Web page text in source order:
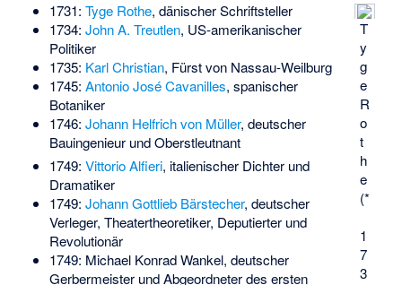
T
y
g
e
R
o
t
h
e
(*
1
7
3
1731: Tyge Rothe, dänischer Schriftsteller
1734: John A. Treutlen, US-amerikanischer
Politiker
1735: Karl Christian, Fürst von Nassau-Weilburg
1745: Antonio José Cavanilles, spanischer
Botaniker
1746: Johann Helfrich von Müller, deutscher
Bauingenieur und Oberstleutnant
1749: Vittorio Alfieri, italienischer Dichter und
Dramatiker
1749: Johann Gottlieb Bärstecher, deutscher
Verleger, Theatertheoretiker, Deputierter und
Revolutionär
1749: Michael Konrad Wankel, deutscher
Gerbermeister und Abgeordneter des ersten